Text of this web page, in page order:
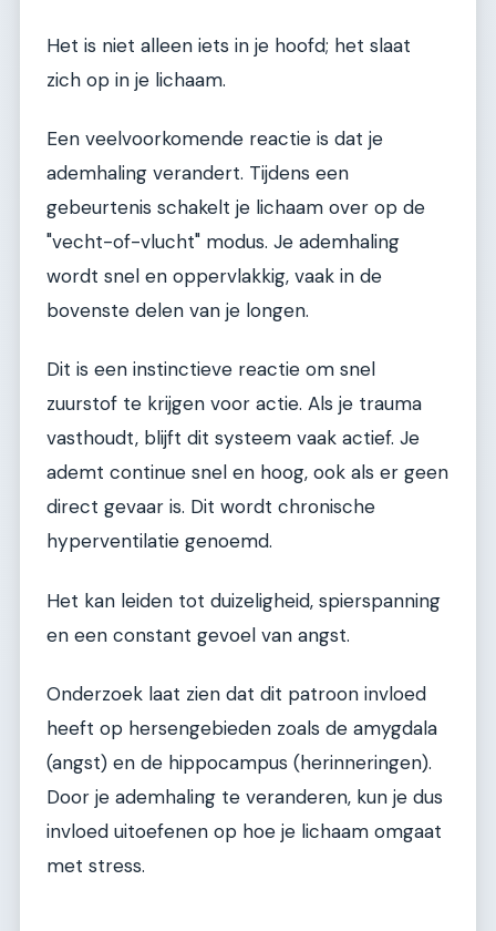
Het is niet alleen iets in je hoofd; het slaat
zich op in je lichaam.
Een veelvoorkomende reactie is dat je
ademhaling verandert. Tijdens een
gebeurtenis schakelt je lichaam over op de
"vecht-of-vlucht" modus. Je ademhaling
wordt snel en oppervlakkig, vaak in de
bovenste delen van je longen.
Dit is een instinctieve reactie om snel
zuurstof te krijgen voor actie. Als je trauma
vasthoudt, blijft dit systeem vaak actief. Je
ademt continue snel en hoog, ook als er geen
direct gevaar is. Dit wordt chronische
hyperventilatie genoemd.
Het kan leiden tot duizeligheid, spierspanning
en een constant gevoel van angst.
Onderzoek laat zien dat dit patroon invloed
heeft op hersengebieden zoals de amygdala
(angst) en de hippocampus (herinneringen).
Door je ademhaling te veranderen, kun je dus
invloed uitoefenen op hoe je lichaam omgaat
met stress.